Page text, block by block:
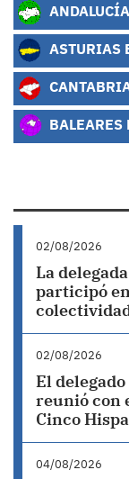
ASTURIAS
BALEARES
02/08/2026
La
participó
02/08/2026
El
reunió con
Cinco
04/08/2026